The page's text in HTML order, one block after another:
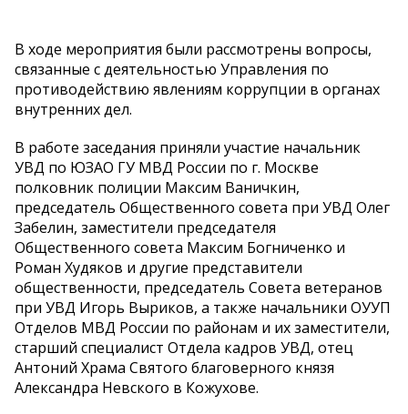
В ходе мероприятия были рассмотрены вопросы,
связанные с деятельностью Управления по
противодействию явлениям коррупции в органах
внутренних дел.
В работе заседания приняли участие начальник
УВД по ЮЗАО ГУ МВД России по г. Москве
полковник полиции Максим Ваничкин,
председатель Общественного совета при УВД Олег
Забелин, заместители председателя
Общественного совета Максим Богниченко и
Роман Худяков и другие представители
общественности, председатель Совета ветеранов
при УВД Игорь Выриков, а также начальники ОУУП
Отделов МВД России по районам и их заместители,
старший специалист Отдела кадров УВД, отец
Антоний Храма Святого благоверного князя
Александра Невского в Кожухове.